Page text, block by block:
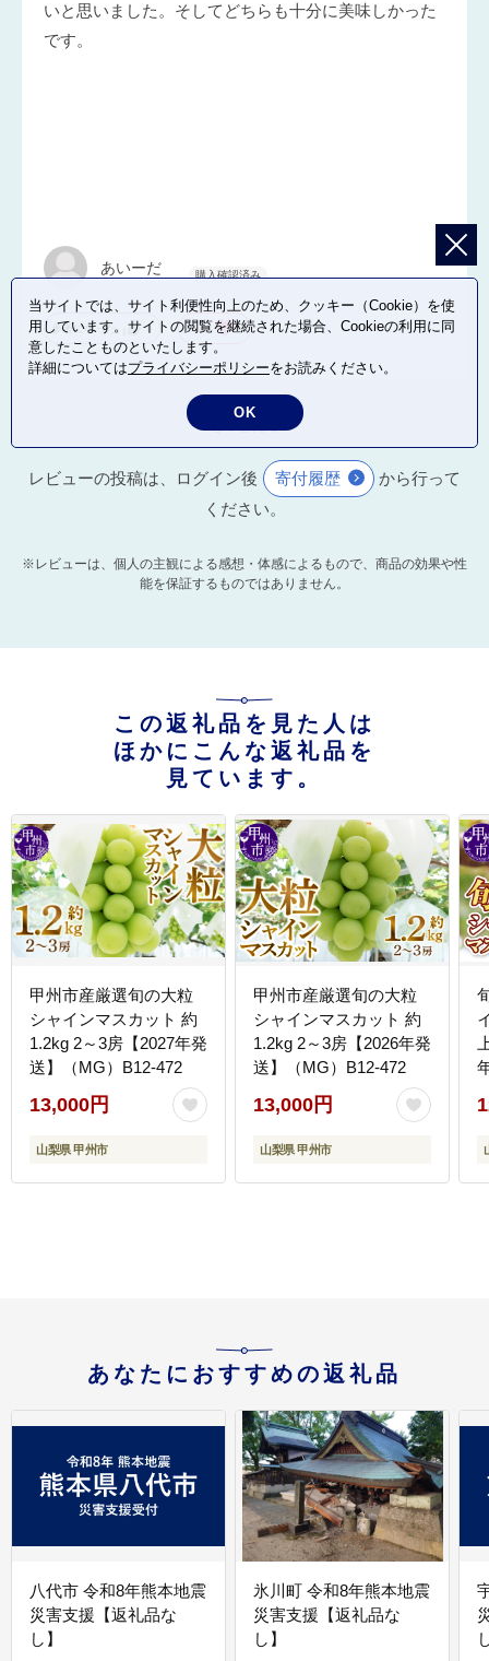
いと思いました。そしてどちらも十分に美味しかった
です。
あいーだ
参考になった 0 Like! 0
レビューの投稿は、ログイン後 寄付履歴
から行って
ください。
※レビューは、個人の主観による感想・体感によるもので、商品の効果や性
能を保証するものではありません。
この返礼品を見た人は
ほかにこんな返礼品を
見ています。
甲州市産厳選旬の大粒
シャインマスカット 約
1.2kg 2～3房【2027年発
送】（MG）B12-472
13,000円
山梨県 甲州市
甲州市産厳選旬の大粒
シャインマスカット 約
1.2kg 2～3房【2026年発
送】（MG）B12-472
13,000円
山梨県 甲州市
あなたにおすすめの返礼品
八代市 令和8年熊本地震
災害支援【返礼品な
し】
氷川町 令和8年熊本地震
災害支援【返礼品な
し】
当サイトでは、サイト利便性向上のため、クッキー（Cookie）を使
用しています。サイトの閲覧を継続された場合、Cookieの利用に同
意したことものといたします。
詳細についてはプライバシーポリシーをお読みください。
OK